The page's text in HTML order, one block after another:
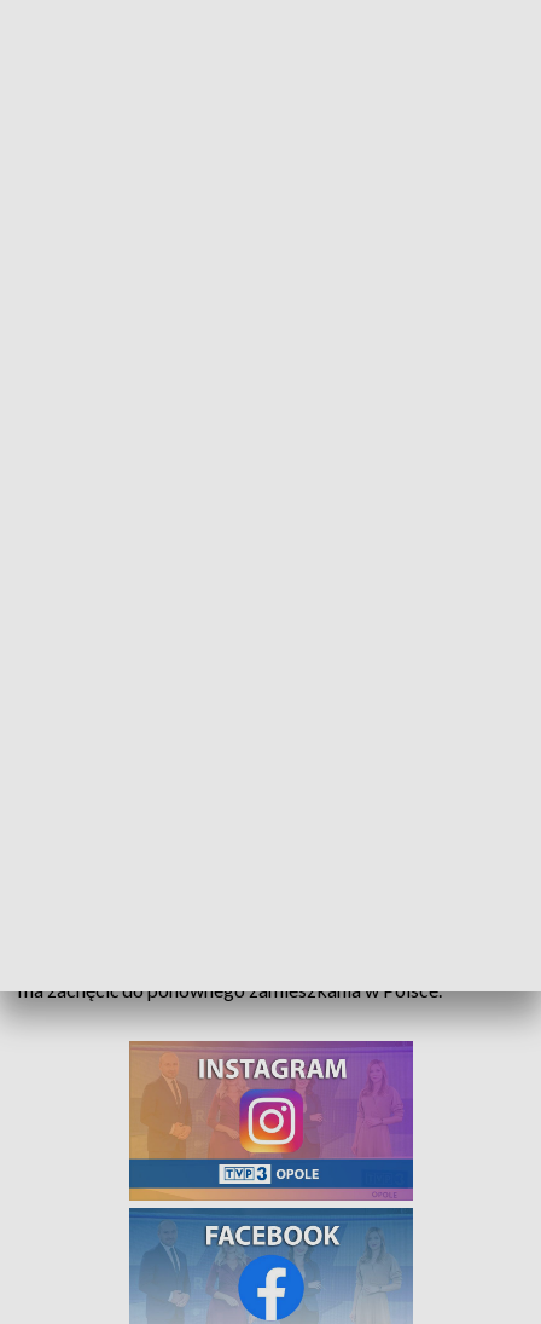
ma zachęcić do ponownego zamieszkania w Polsce.